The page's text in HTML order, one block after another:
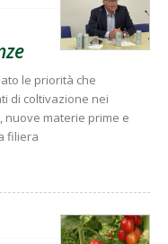
le priorità che
di coltivazione nei
materie prime e
filiera